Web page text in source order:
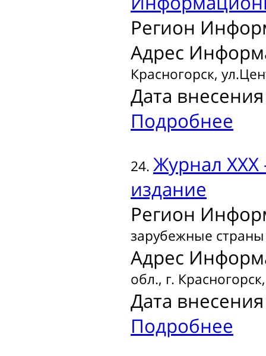
Регион
Адрес
Красногорск,
Дата
Подробнее
24. Журнал ХХХ
издание
Регион
зарубежные страны
Адрес
обл., г.
Дата
Подробнее